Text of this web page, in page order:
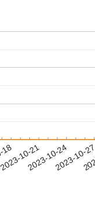
10-21
2023-10-242023-10-